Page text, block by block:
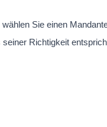
wählen Sie einen
Richtigkeit